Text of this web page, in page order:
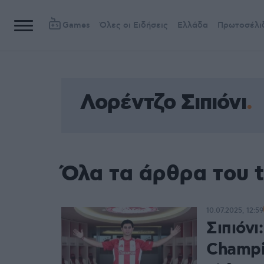
Games Όλες οι Ειδήσεις Ελλάδα
Λορέντζο Σιπιόνι
Όλα τα άρθρα του
10.07.2025, 12:59